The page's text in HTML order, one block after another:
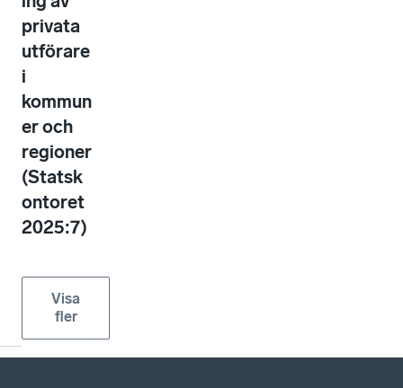
privata
utförare
i
kommun
er och
regioner
(Statsk
ontoret
2025:7)
Visa
fler